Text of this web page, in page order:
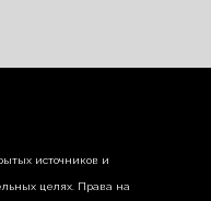
источников и
целях. Права на